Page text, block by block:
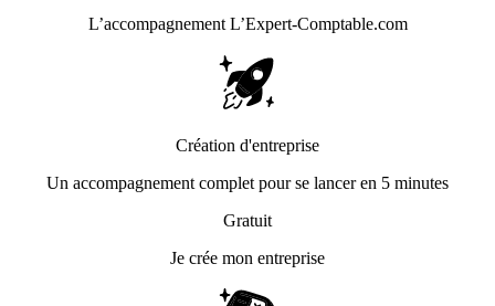
L’accompagnement L’Expert-Comptable.com
Création d'entreprise
Un accompagnement complet pour se lancer en 5 minutes
Gratuit
Je crée mon entreprise